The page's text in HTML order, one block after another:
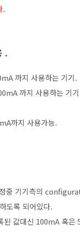
.
.
까지 사용하는 기기.
까지 사용하는 기
까지 사용가능.
중 기기측의
도록 되어있다.
값대신 100mA 혹은